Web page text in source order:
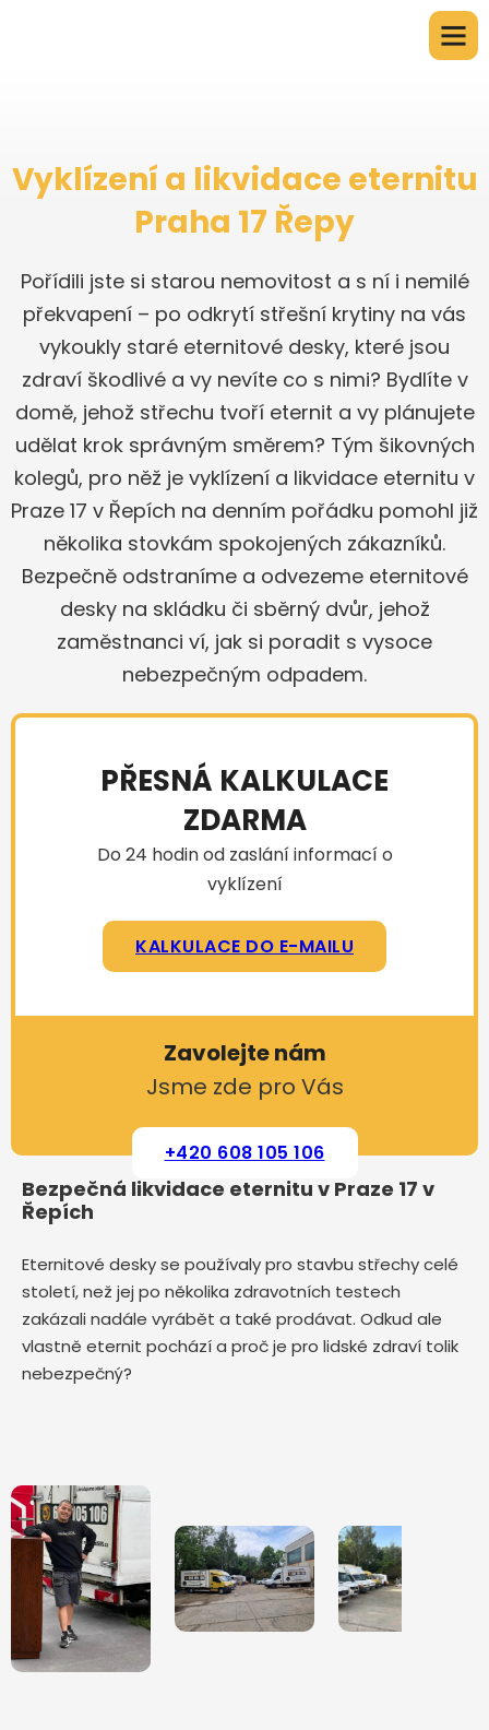
Vyklízení a likvidace eternitu
Praha 17 Řepy
Pořídili jste si starou nemovitost a s ní i nemilé
překvapení – po odkrytí střešní krytiny na vás
vykoukly staré eternitové desky, které jsou
zdraví škodlivé a vy nevíte co s nimi? Bydlíte v
domě, jehož střechu tvoří eternit a vy plánujete
udělat krok správným směrem? Tým šikovných
kolegů, pro něž je vyklízení a likvidace eternitu v
Praze 17 v Řepích na denním pořádku pomohl již
několika stovkám spokojených zákazníků.
Bezpečně odstraníme a odvezeme eternitové
desky na skládku či sběrný dvůr, jehož
zaměstnanci ví, jak si poradit s vysoce
nebezpečným odpadem.
PŘESNÁ KALKULACE
ZDARMA
Do 24 hodin od zaslání informací o
vyklízení
KALKULACE DO E-MAILU
Zavolejte nám
Jsme zde pro Vás
+420 608 105 106
Bezpečná likvidace eternitu v Praze 17 v
Řepích
Eternitové desky se používaly pro stavbu střechy celé
století, než jej po několika zdravotních testech
zakázali nadále vyrábět a také prodávat. Odkud ale
vlastně eternit pochází a proč je pro lidské zdraví tolik
nebezpečný?